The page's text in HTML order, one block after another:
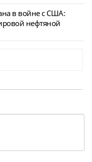
в войне с США:
нефтяной